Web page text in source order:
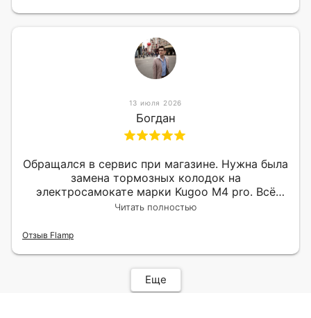
13 июля 2026
Богдан
Обращался в сервис при магазине. Нужна была
замена тормозных колодок на
электросамокате марки Kugoo M4 pro. Всё
сделали в лучшем виде и в максимально
поэтому и обратился в этот сервис. Езжу
Читать полностью
Отзыв Flamp
Еще